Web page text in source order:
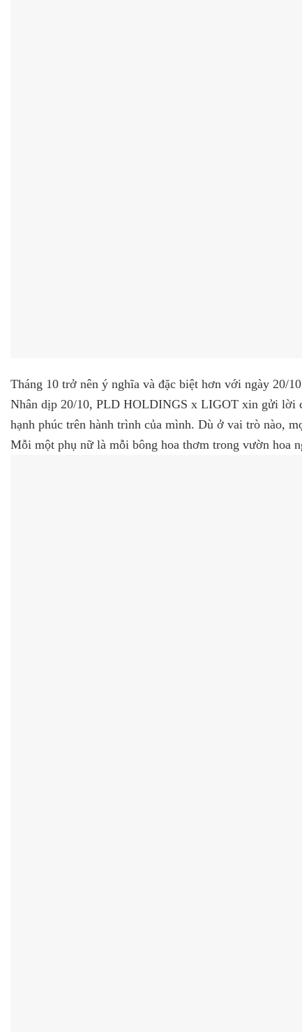
Tháng 10 trở nên ý nghĩa và đặc biệt hơn với ngày 20/
Nhân dịp 20/10, PLD HOLDINGS x LIGOT xin gửi lời
hạnh phúc trên hành trình của mình. Dù ở vai trò nào,
Mỗi một phụ nữ là mỗi bông hoa thơm trong vườn hoa